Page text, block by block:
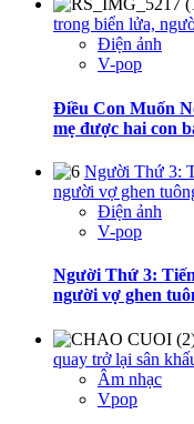
trong biển lửa,
Điện ảnh
V-pop
Điều Con Muốn
mẹ được hai con
Người Thứ 3:
người vợ ghen
Điện ảnh
V-pop
Người Thứ 3:
người vợ ghen
quay trở lại sân
Âm nhạc
Vpop